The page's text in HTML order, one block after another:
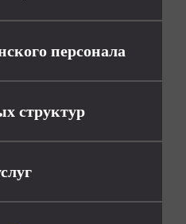
персонала
структур